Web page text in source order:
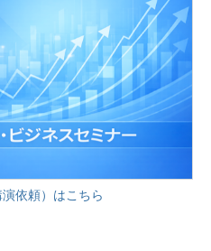
依頼）はこちら